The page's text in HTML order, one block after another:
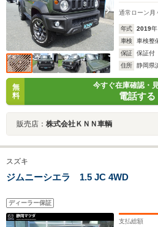
通常ローン 月
年式 2019年
車検
車検整
保証
保証付
住所
静岡県
無
料
今すぐ在庫確認・
電話する
販売店： 株式会社ＫＮＮ車輌
スズキ
ジムニーシエラ 1.5 JC 4WD
ディーラー保証
支払総額